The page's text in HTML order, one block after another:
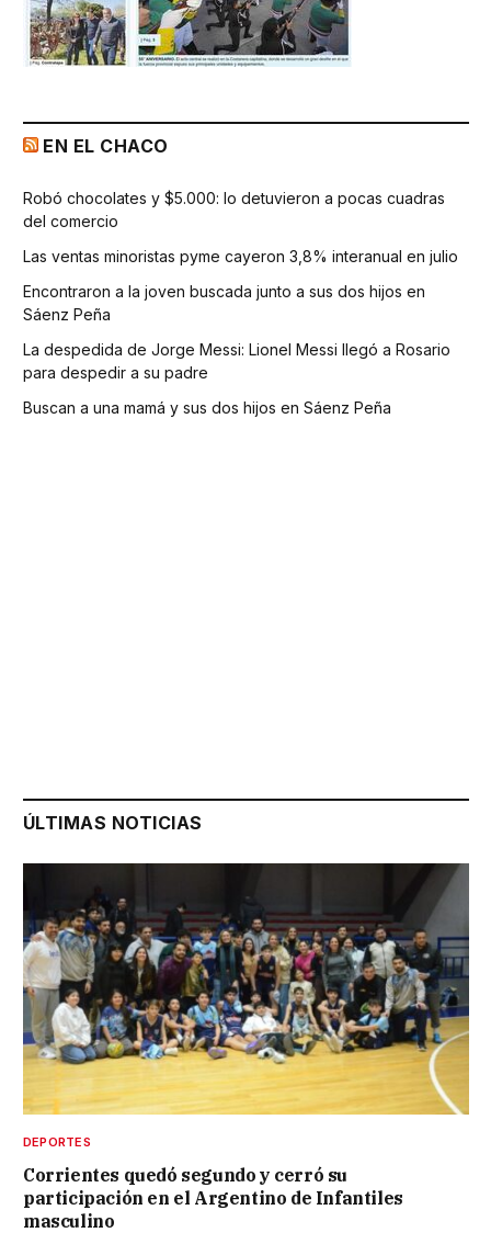
EN EL CHACO
Robó chocolates y $5.000: lo detuvieron a pocas cuadras
del comercio
Las ventas minoristas pyme cayeron 3,8% interanual en julio
Encontraron a la joven buscada junto a sus dos hijos en
Sáenz Peña
La despedida de Jorge Messi: Lionel Messi llegó a Rosario
para despedir a su padre
Buscan a una mamá y sus dos hijos en Sáenz Peña
ÚLTIMAS NOTICIAS
DEPORTES
Corrientes quedó segundo y cerró su
participación en el Argentino de Infantiles
masculino